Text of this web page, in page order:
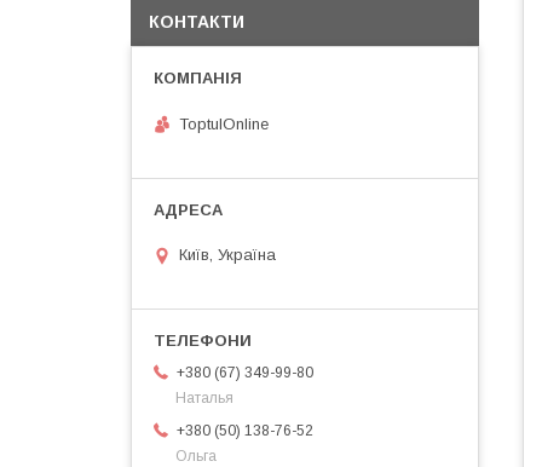
КОНТАКТИ
ToptulOnline
Київ, Україна
+380 (67) 349-99-80
Наталья
+380 (50) 138-76-52
Ольга